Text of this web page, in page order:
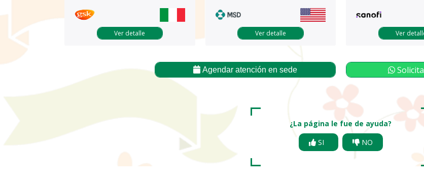
Ver detalle Ver detalle Ver
Agendar atención en sede
¿La página le fue de ayuda?
SI
NO